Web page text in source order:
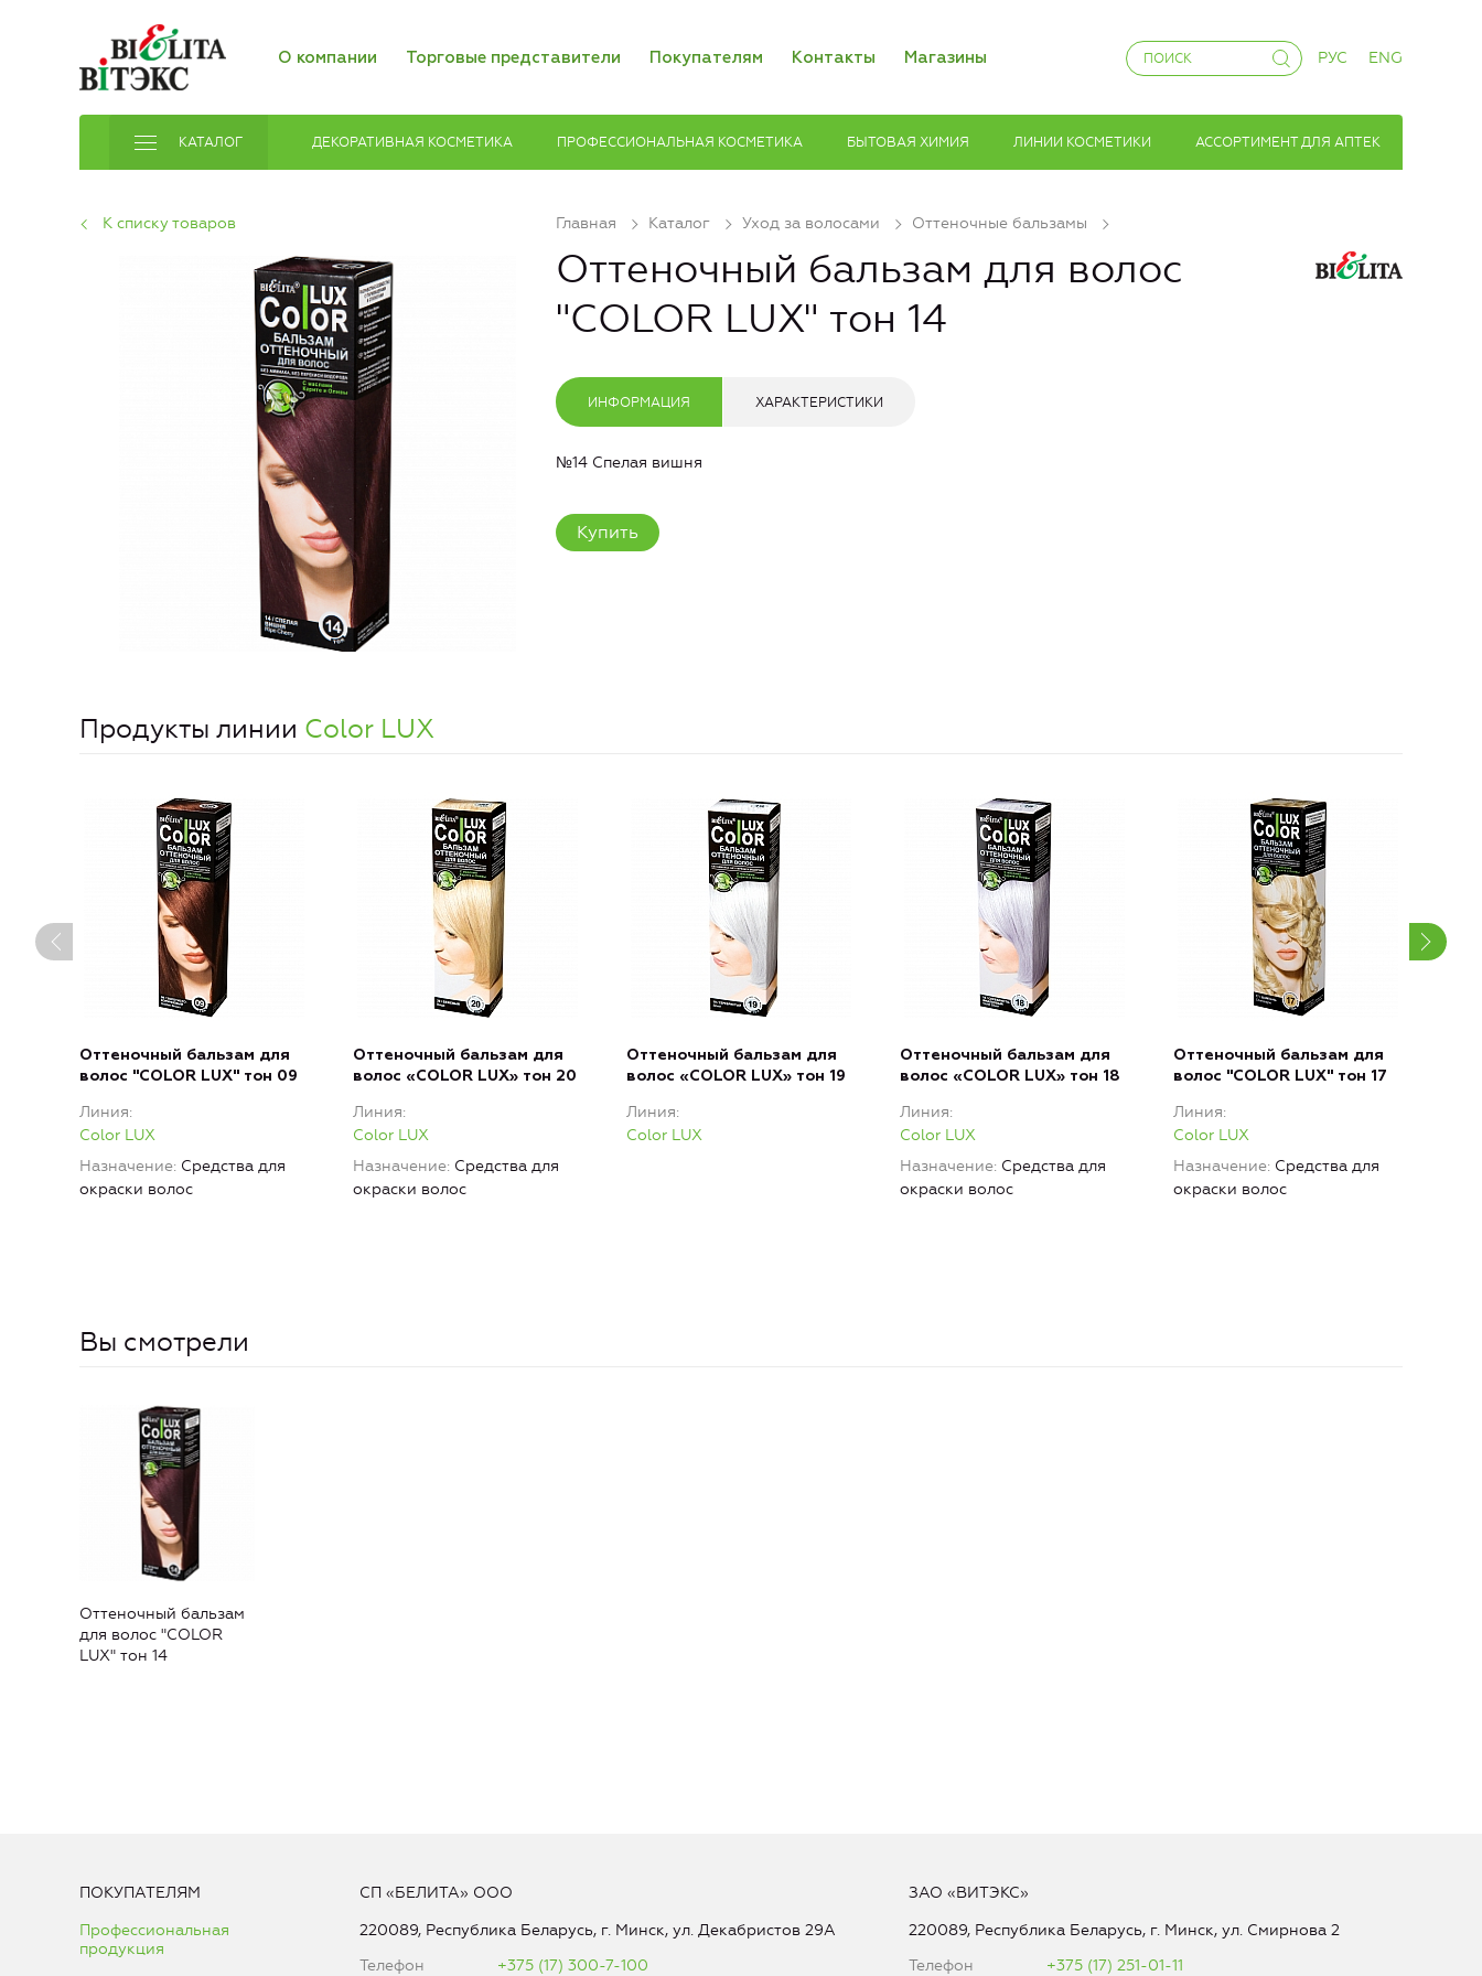
О компании Торговые представители Покупателям Контакты Магазины РУС ENG
КАТАЛОГ ДЕКОРАТИВНАЯ КОСМЕТИКА ПРОФЕССИОНАЛЬНАЯ КОСМЕТИКА БЫТОВАЯ ХИМИЯ ЛИНИИ КОСМЕТИКИ АССОРТИМЕНТ ДЛЯ АПТЕК
Главная Каталог Уход за волосами Оттеночные бальзамы
К списку товаров
Оттеночный бальзам для волос
"COLOR LUX" тон 14
ИНФОРМАЦИЯ ХАРАКТЕРИСТИКИ
№14 Спелая вишня
Купить
Продукты линии Color LUX
Оттеночный бальзам для
волос "COLOR LUX" тон 09
Линия
Color LUX
Назначение Средства для
окраски волос
Оттеночный бальзам для
волос «COLOR LUX» тон 20
Линия
Color LUX
Назначение Средства для
окраски волос
Оттеночный бальзам для
волос «COLOR LUX» тон 19
Линия
Color LUX
Оттеночный бальзам для
волос «COLOR LUX» тон 18
Линия
Color LUX
Назначение Средства для
окраски волос
Оттеночный бальзам для
волос "COLOR LUX" тон 17
Линия
Color LUX
Назначение Средства для
окраски волос
Вы смотрели
Оттеночный бальзам
для волос "COLOR
LUX" тон 14
ПОКУПАТЕЛЯМ
Профессиональная
продукция
СП «БЕЛИТА» ООО
220089, Республика Беларусь, г. Минск, ул. Декабристов 29А
Телефон
+375 (17) 300-7-100
ЗАО «ВИТЭКС»
220089, Республика Беларусь, г. Минск, ул. Смирнова 2
Телефон
+375 (17) 251-01-11